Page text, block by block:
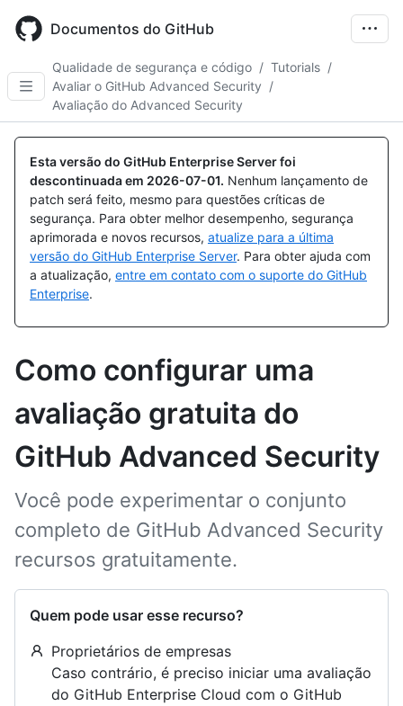
main
Documentos do GitHub
Qualidade de segurança e código / Tutorials /
Avaliar o GitHub Advanced Security /
Avaliação do Advanced Security
Esta versão do GitHub Enterprise Server foi
descontinuada em 2026-07-01. Nenhum lançamento de
patch será feito, mesmo para questões críticas de
segurança. Para obter melhor desempenho, segurança
aprimorada e novos recursos, atualize para a última
versão do GitHub Enterprise Server. Para obter ajuda com
a atualização, entre em contato com o suporte do GitHub
Enterprise.
Como configurar uma
avaliação gratuita do
GitHub Advanced Security
Você pode experimentar o conjunto
completo de GitHub Advanced Security
recursos gratuitamente.
Quem pode usar esse recurso?
Proprietários de empresas
Caso contrário, é preciso iniciar uma avaliação
do GitHub Enterprise Cloud com o GitHub